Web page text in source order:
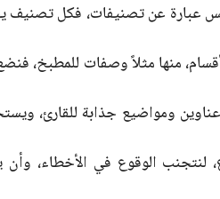
عبارة عن تصنيفات، فكل تصنيف
منها مثلاً وصفات للمطبخ،
ومواضيع جذابة للقارئ،
لنتجنب الوقوع في الأخطاء،